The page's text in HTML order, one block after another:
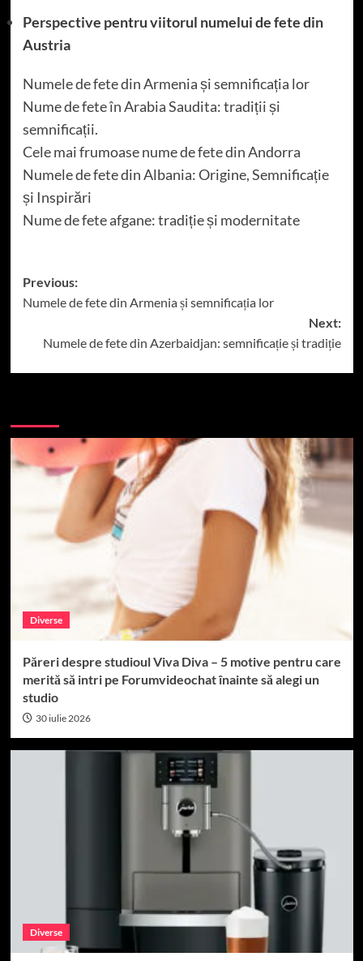
Perspective pentru viitorul numelui de fete din
Austria
Numele de fete din Armenia și semnificația lor
Nume de fete în Arabia Saudita: tradiții și
semnificații.
Cele mai frumoase nume de fete din Andorra
Numele de fete din Albania: Origine, Semnificație
și Inspirări
Nume de fete afgane: tradiție și modernitate
Post
navigation
Previous:
Numele de fete din Armenia și semnificația lor
Next:
Numele de fete din Azerbaidjan: semnificație și tradiție
Diverse
Păreri despre studioul Viva Diva – 5 motive pentru care
merită să intri pe Forumvideochat înainte să alegi un
studio
30 iulie 2026
Diverse